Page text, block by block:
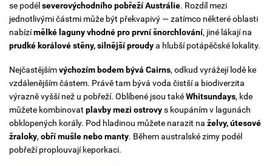
se podél severovýchodního pobřeží Austrálie. Rozdíl mezi
jednotlivými částmi může být překvapivý — zatímco některé oblasti
nabízímělké laguny vhodné pro první šnorchlování, jiné lákají na
prudké korálové stěny, silnější proudya hlubší potápěčské lokality.
Nejčastějšímvýchozím bodem bývá Cairns, odkud vyrážejí lodě ke
vzdálenějším částem. Právě tam bývá voda čistší a biodiverzita
výrazně vyšší než u pobřeží. Oblíbené jsou takéWhitsundays, kde
můžete kombinovat plavby mezi ostrovys koupáním v lagunách
obklopených korály. Pod hladinou můžete narazit na želvy, útesové
žraloky, obří mušle nebo manty. Během australské zimy podél
pobřeží proplouvají keporkaci.